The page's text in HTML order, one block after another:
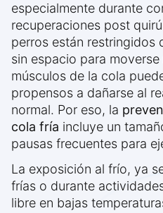
especialmente durante
recuperaciones post
perros están restringidos
sin espacio para
músculos de la cola
propensos a dañarse al
normal. Por eso, la
cola fría incluye un
pausas frecuentes para
La exposición al frío, ya
frías o durante
libre en bajas